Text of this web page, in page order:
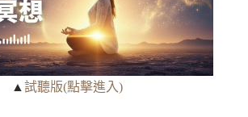
▲ 試聽版(點擊進入)